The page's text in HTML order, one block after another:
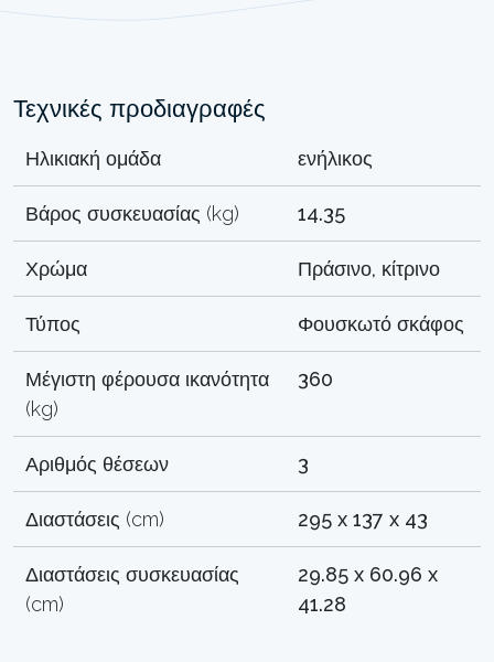
Τεχνικές προδιαγραφές
Ηλικιακή ομάδα ενήλικος
Βάρος συσκευασίας (kg) 14.35
Χρώμα Πράσινο, κίτρινο
Τύπος Φουσκωτό σκάφος
Μέγιστη φέρουσα ικανότητα
(kg)
360
Αριθμός θέσεων 3
Διαστάσεις (cm) 295 x 137 x 43
Διαστάσεις συσκευασίας
(cm)
29.85 x 60.96 x
41.28